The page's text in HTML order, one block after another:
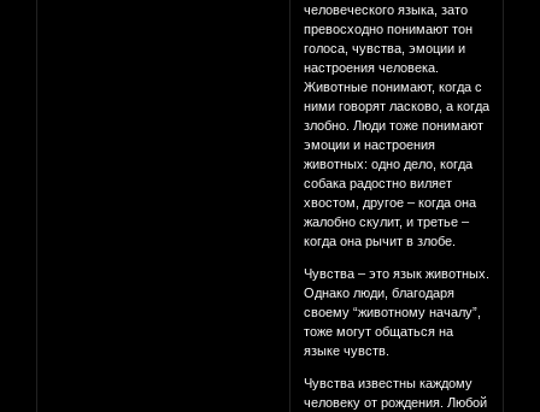
человеческого языка, зато
превосходно понимают тон
голоса, чувства, эмоции и
настроения человека.
Животные понимают, когда с
ними говорят ласково, а когда
злобно. Люди тоже понимают
эмоции и настроения
животных: одно дело, когда
собака радостно виляет
хвостом, другое – когда она
жалобно скулит, и третье –
когда она рычит в злобе.
Чувства – это язык животных.
Однако люди, благодаря
своему “животному началу”,
тоже могут общаться на
языке чувств.
Чувства известны каждому
человеку от рождения. Любой